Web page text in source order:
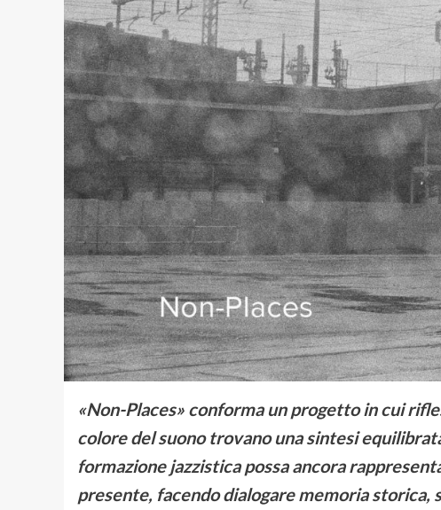
«Non-Places» conforma un progetto in cui
colore del suono trovano una sintesi
formazione jazzistica possa ancora
presente, facendo dialogare memoria storica,